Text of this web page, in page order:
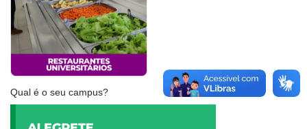
Qual é o seu campus?